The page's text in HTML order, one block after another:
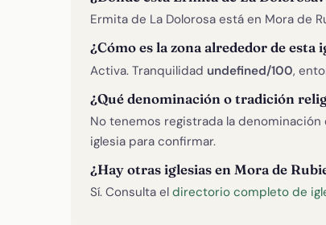
Ermita de La Dolorosa está en Mora de
¿Cómo es la zona alrededor de esta
Activa. Tranquilidad undefined/100,
¿Qué denominación o tradición
No tenemos registrada la
iglesia para confirmar.
¿Hay otras iglesias en Mora de
Sí. Consulta el directorio completo de